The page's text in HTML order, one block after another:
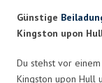
Günstige
Kingston upon
Du stehst vor
Kingston upon Hull